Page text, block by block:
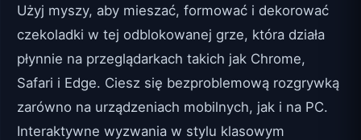
Użyj myszy, aby mieszać, formować i dekorować
czekoladki w tej odblokowanej grze, która działa
płynnie na przeglądarkach takich jak Chrome,
Safari i Edge. Ciesz się bezproblemową rozgrywką
zarówno na urządzeniach mobilnych, jak i na PC.
Interaktywne wyzwania w stylu klasowym